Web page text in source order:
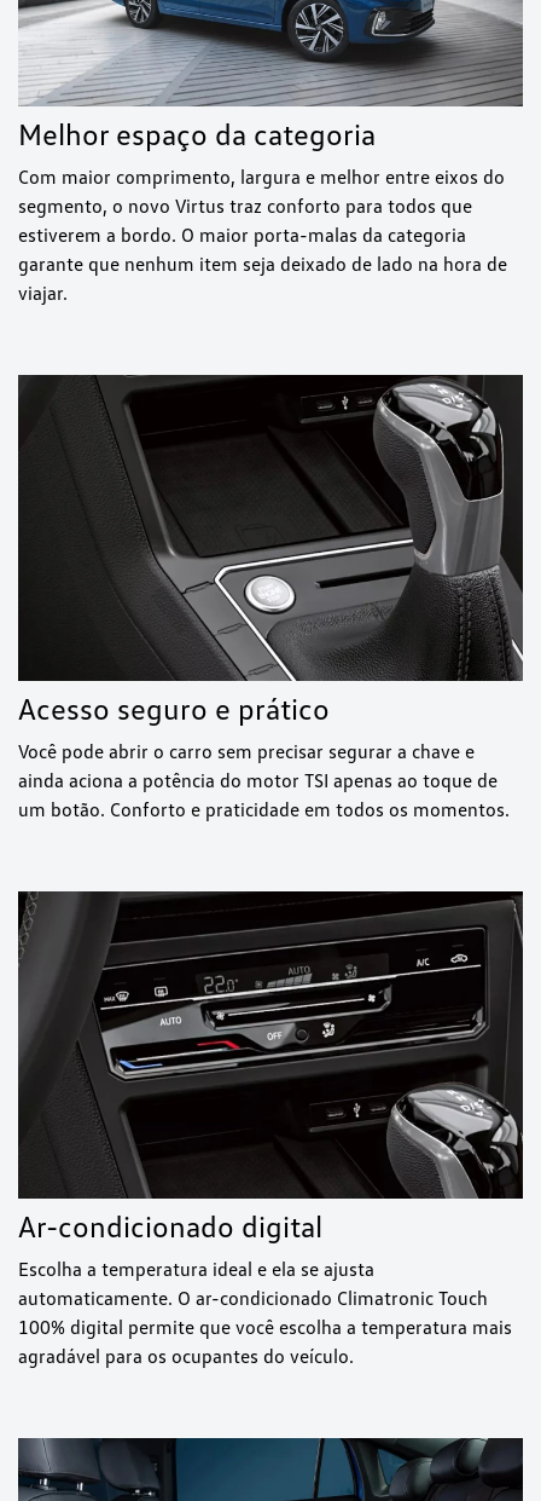
Melhor espaço da categoria
Com maior comprimento, largura e melhor entre eixos do
segmento, o novo Virtus traz conforto para todos que
estiverem a bordo. O maior porta-malas da categoria
garante que nenhum item seja deixado de lado na hora de
viajar.
Acesso seguro e prático
Você pode abrir o carro sem precisar segurar a chave e
ainda aciona a potência do motor TSI apenas ao toque de
um botão. Conforto e praticidade em todos os momentos.
Ar-condicionado digital
Escolha a temperatura ideal e ela se ajusta
automaticamente. O ar-condicionado Climatronic Touch
100% digital permite que você escolha a temperatura mais
agradável para os ocupantes do veículo.